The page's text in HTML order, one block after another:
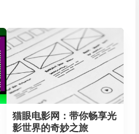
猫眼电影网：带你畅享光
影世界的奇妙之旅